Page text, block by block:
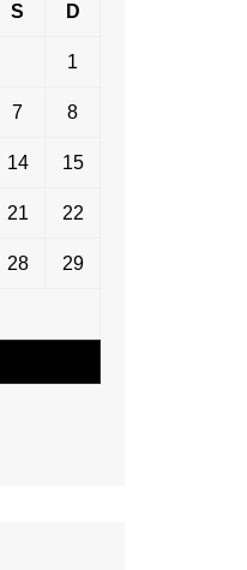
S D
1
7 8
14 15
21 22
28 29